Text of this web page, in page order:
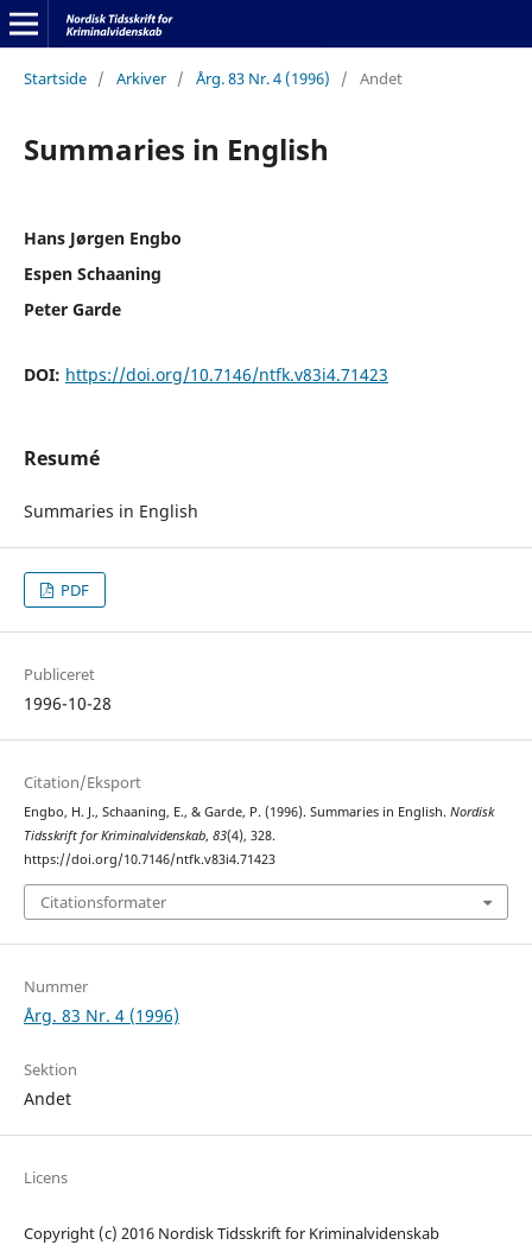
Startside / Arkiver / Årg. 83 Nr. 4 (1996) / Andet
Summaries in English
Hans Jørgen Engbo
Espen Schaaning
Peter Garde
DOI: https://doi.org/10.7146/ntfk.v83i4.71423
Resumé
Summaries in English
PDF
Publiceret
1996-10-28
Citation/Eksport
Engbo, H. J., Schaaning, E., & Garde, P. (1996). Summaries in English. Nordisk
Tidsskrift for Kriminalvidenskab, 83(4), 328.
https://doi.org/10.7146/ntfk.v83i4.71423
Citationsformater
Nummer
Årg. 83 Nr. 4 (1996)
Sektion
Andet
Licens
Copyright (c) 2016 Nordisk Tidsskrift for Kriminalvidenskab